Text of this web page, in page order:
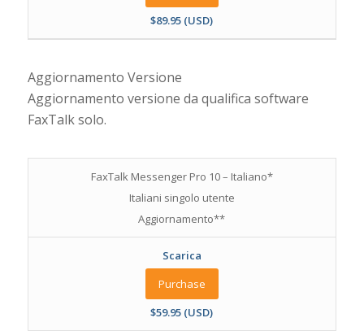
$89.95 (USD)
Aggiornamento Versione
Aggiornamento versione da qualifica software
FaxTalk solo.
FaxTalk Messenger Pro 10 – Italiano*
Italiani singolo utente
Aggiornamento**
Scarica
Purchase
$59.95 (USD)